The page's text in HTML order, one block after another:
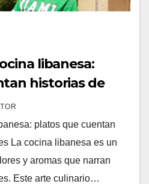
libanesa:
historias de
platos que cuentan
La cocina libanesa es un
y aromas que narran
Este arte culinario…